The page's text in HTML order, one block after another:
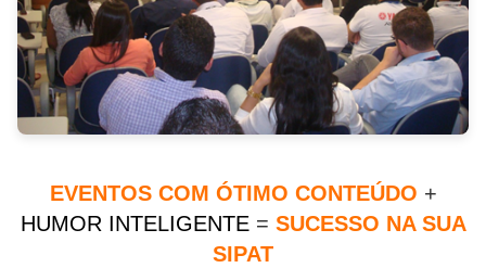
EVENTOS COM ÓTIMO CONTEÚDO +
HUMOR INTELIGENTE = SUCESSO NA SUA
SIPAT